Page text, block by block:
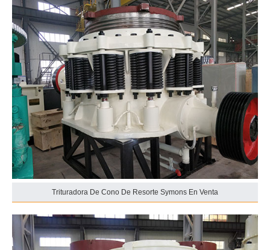
Trituradora De Cono De Resorte Symons En Venta